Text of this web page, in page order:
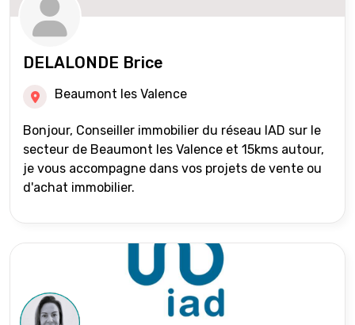
DELALONDE Brice
Beaumont les Valence
Bonjour, Conseiller immobilier du réseau IAD sur le
secteur de Beaumont les Valence et 15kms autour,
je vous accompagne dans vos projets de vente ou
d'achat immobilier.